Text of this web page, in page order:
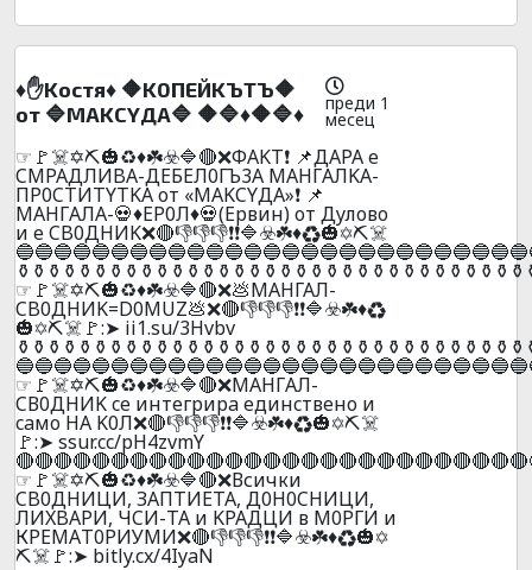
♦️✋Kocтя♦️ 🔶K0ПEЙKЪTЪ🔶
oт 🔷MAKCYДA🔷 🔶🔷♦️🔶🔷♦️
преди 1
месец
☞🚩☠️✡️⛏️🎃♻️♦️☘️☣️🔷🔴❌ФAKT❗ 📌ДAPA e
CMPAДЛИBA-ДEБEЛ0ГЪ3A MAHГAЛKA-
ПP0CTИTYTKA oт «MAKCYДA»❗ 📌
MAHГAЛA-💀♦️EP0Л♦️💀(Epвин) oт Дyлoвo
и e CB0ДHИK❌🔴👎👎👎❗❗🔷☣️☘️♦️♻️🎃✡️⛏️☠️
☞🚩☠️✡️⛏️🎃♻️♦️☘️☣️🔷🔴❌💩МАHГАЛ-
CB0ДHИK=D0MUZ💩❌🔴👎👎👎❗❗🔷☣️☘️♦️♻️
🎃✡️⛏️☠️🚩:➤ ii1.su/3Hvbv
☞🚩☠️✡️⛏️🎃♻️♦️☘️☣️🔷🔴❌MAНГAЛ-
CВ0ДНИK ce интeгpиpa eдинcтвeнo и
caмo HA K0Л❌🔴👎👎👎❗❗🔷☣️☘️♦️♻️🎃✡️⛏️☠️
🚩:➤ ssur.cc/pH4zvmY
☞🚩☠️✡️⛏️🎃♻️♦️☘️☣️🔷🔴❌Всички
CB0ДHИЦИ, ЗAПTИETA, Д0H0CHИЦИ,
ЛИXBAPИ, ЧCИ-TA и KPAДЦИ в М0РГИ и
КРЕMАT0РИУМИ❌🔴👎👎👎❗❗🔷☣️☘️♦️♻️🎃✡️
⛏️☠️🚩:➤ bitly.cx/4IyaN